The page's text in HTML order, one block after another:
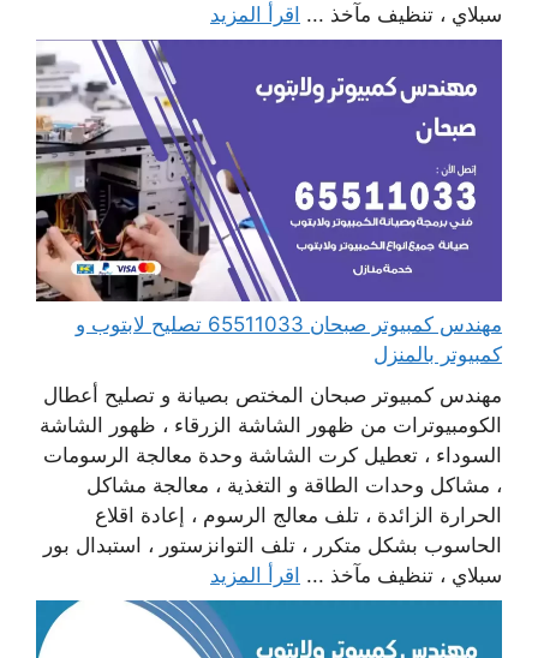
سبلاي ، تنظيف مآخذ ... اقرأ المزيد
مهندس كمبيوتر صبحان 65511033 تصليح لابتوب و
كمبيوتر بالمنزل
مهندس كمبيوتر صبحان المختص بصيانة و تصليح أعطال
الكومبيوترات من ظهور الشاشة الزرقاء ، ظهور الشاشة
السوداء ، تعطيل كرت الشاشة وحدة معالجة الرسومات
، مشاكل وحدات الطاقة و التغذية ، معالجة مشاكل
الحرارة الزائدة ، تلف معالج الرسوم ، إعادة اقلاع
الحاسوب بشكل متكرر ، تلف التوانزستور ، استبدال بور
سبلاي ، تنظيف مآخذ ... اقرأ المزيد